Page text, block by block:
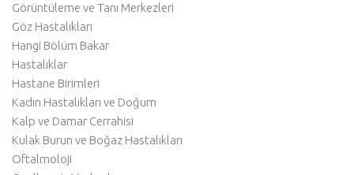
Görüntüleme ve Tanı Merkezleri
Göz Hastalıkları
Hangi Bölüm Bakar
Hastalıklar
Hastane Birimleri
Kadın Hastalıkları ve Doğum
Kalp ve Damar Cerrahisi
Kulak Burun ve Boğaz Hastalıkları
Oftalmoloji